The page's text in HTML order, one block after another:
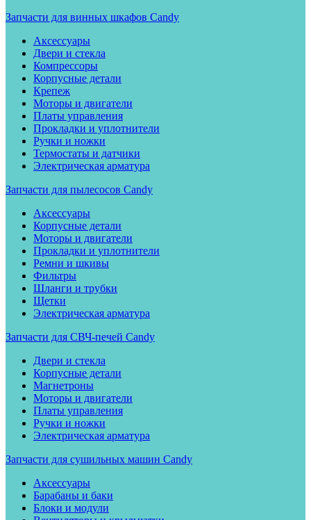
Запчасти для винных шкафов Candy
Аксессуары
Двери и стекла
Компрессоры
Корпусные детали
Крепеж
Моторы и двигатели
Платы управления
Прокладки и уплотнители
Ручки и ножки
Термостаты и датчики
Электрическая арматура
Запчасти для пылесосов Candy
Аксессуары
Корпусные детали
Моторы и двигатели
Прокладки и уплотнители
Ремни и шкивы
Фильтры
Шланги и трубки
Щетки
Электрическая арматура
Запчасти для СВЧ-печей Candy
Двери и стекла
Корпусные детали
Магнетроны
Моторы и двигатели
Платы управления
Ручки и ножки
Электрическая арматура
Запчасти для сушильных машин Candy
Аксессуары
Барабаны и баки
Блоки и модули